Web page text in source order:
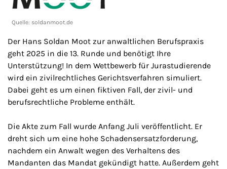
Quelle: soldanmoot.de
Der Hans Soldan Moot zur anwaltlichen Berufspraxis
geht 2025 in die 13. Runde und benötigt Ihre
Unterstützung! In dem Wettbewerb für Jurastudierende
wird ein zivilrechtliches Gerichtsverfahren simuliert.
Dabei geht es um einen fiktiven Fall, der zivil- und
berufsrechtliche Probleme enthält.
Die Akte zum Fall wurde Anfang Juli veröffentlicht. Er
dreht sich um eine hohe Schadensersatzforderung,
nachdem ein Anwalt wegen des Verhaltens des
Mandanten das Mandat gekündigt hatte. Außerdem geht